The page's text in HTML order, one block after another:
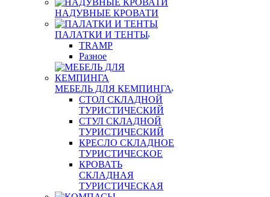
НАДУВНЫЕ КРОВАТИ
ПАЛАТКИ И ТЕНТЫ
TRAMP
Разное
МЕБЕЛЬ ДЛЯ КЕМПИНГА
СТОЛ СКЛАДНОЙ
ТУРИСТИЧЕСКИЙ
СТУЛ СКЛАДНОЙ
ТУРИСТИЧЕСКИЙ
КРЕСЛО СКЛАДНОЕ
ТУРИСТИЧЕСКОЕ
КРОВАТЬ
СКЛАДНАЯ
ТУРИСТИЧЕСКАЯ